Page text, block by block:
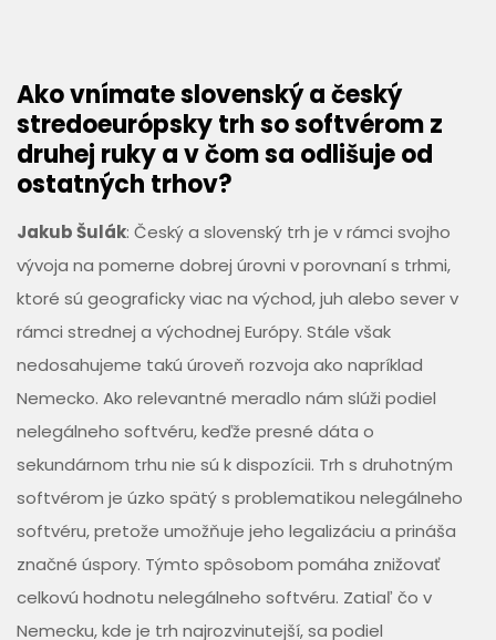
Ako vnímate slovenský a český
stredoeurópsky trh so ­soft­vérom z
druhej ruky a v čom sa odlišuje od
ostatných trhov?
Jakub Šulák: Český a slovenský trh je v rámci svojho
vývoja na pomerne dobrej úrovni v porovnaní s trhmi,
ktoré sú geograficky viac na východ, juh alebo sever v
rámci strednej a východnej Európy. Stále však
nedosahujeme takú úroveň rozvoja ako napríklad
Nemecko. Ako relevantné meradlo nám slúži podiel
nelegálneho softvéru, keďže presné dáta o
sekundárnom trhu nie sú k dispozícii. Trh s druhotným
softvérom je úzko spätý s problematikou nelegálneho
softvéru, pretože umožňuje jeho legalizáciu a prináša
značné úspory. Týmto spôsobom pomáha znižovať
celkovú hodnotu nelegálneho softvéru. Zatiaľ čo v
Nemecku, kde je trh najrozvinutejší, sa podiel